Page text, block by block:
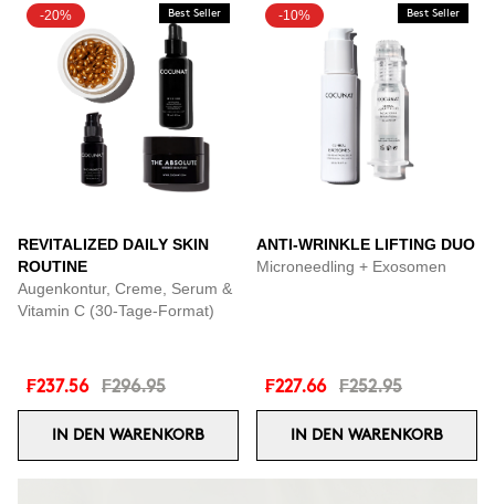
-20% Best Seller
REVITALIZED DAILY SKIN
ROUTINE
Augenkontur, Creme, Serum &
Vitamin C (30-Tage-Format)
₣237.56 ₣296.95
IN DEN WARENKORB
-10% Best Seller
ANTI-WRINKLE LIFTING DUO
Microneedling + Exosomen
₣227.66 ₣252.95
IN DEN WARENKORB